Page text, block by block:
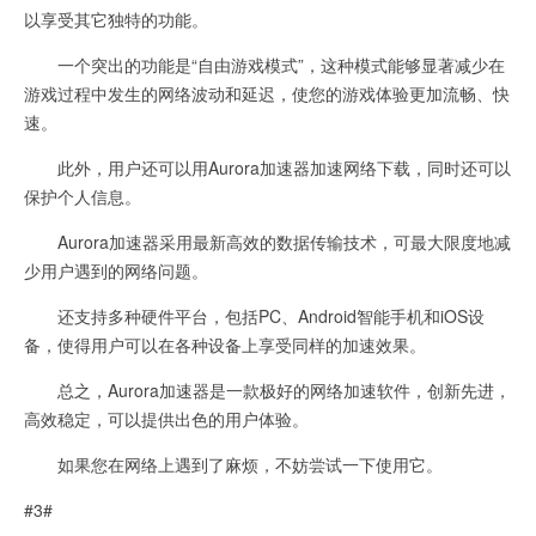
以享受其它独特的功能。
一个突出的功能是“自由游戏模式”，这种模式能够显著减少在
游戏过程中发生的网络波动和延迟，使您的游戏体验更加流畅、快
速。
此外，用户还可以用Aurora加速器加速网络下载，同时还可以
保护个人信息。
Aurora加速器采用最新高效的数据传输技术，可最大限度地减
少用户遇到的网络问题。
还支持多种硬件平台，包括PC、Android智能手机和iOS设
备，使得用户可以在各种设备上享受同样的加速效果。
总之，Aurora加速器是一款极好的网络加速软件，创新先进，
高效稳定，可以提供出色的用户体验。
如果您在网络上遇到了麻烦，不妨尝试一下使用它。
#3#